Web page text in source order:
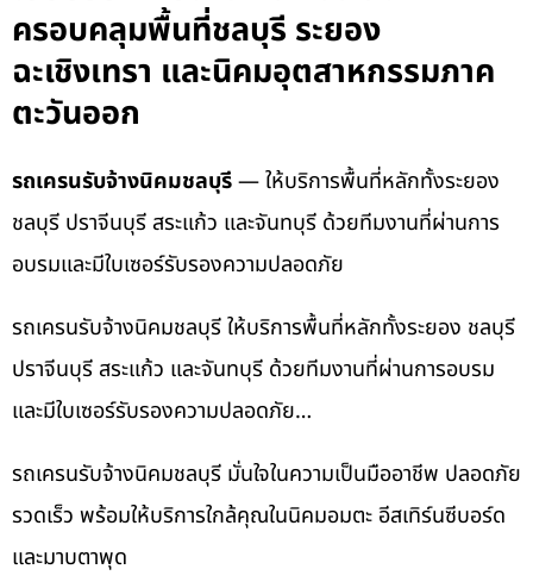
ครอบคลุมพื้นที่ชลบุรี ระยอง
ฉะเชิงเทรา และนิคมอุตสาหกรรมภาค
ตะวันออก
รถเครนรับจ้างนิคมชลบุรี— ให้บริการพื้นที่หลักทั้งระยอง
ชลบุรี ปราจีนบุรี สระแก้ว และจันทบุรี ด้วยทีมงานที่ผ่านการ
อบรมและมีใบเซอร์รับรองความปลอดภัย
รถเครนรับจ้างนิคมชลบุรี ให้บริการพื้นที่หลักทั้งระยอง ชลบุรี
ปราจีนบุรี สระแก้ว และจันทบุรี ด้วยทีมงานที่ผ่านการอบรม
และมีใบเซอร์รับรองความปลอดภัย…
รถเครนรับจ้างนิคมชลบุรี มั่นใจในความเป็นมืออาชีพ ปลอดภัย
รวดเร็ว พร้อมให้บริการใกล้คุณในนิคมอมตะ อีสเทิร์นซีบอร์ด
และมาบตาพุด